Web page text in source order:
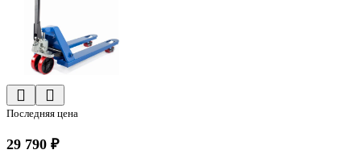
Последняя цена
29 790 ₽